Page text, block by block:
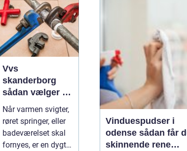
Vvs
skanderborg
sådan vælger du
den rigtige
installatør
Når varmen svigter,
røret springer, eller
badeværelset skal
fornyes, er en dygtig
sommerhuset eller driver
en mindre virksomhed...
Vinduespudser i
odense sådan får du
skinnende rene